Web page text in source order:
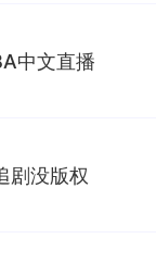
中文直播
剧没版权